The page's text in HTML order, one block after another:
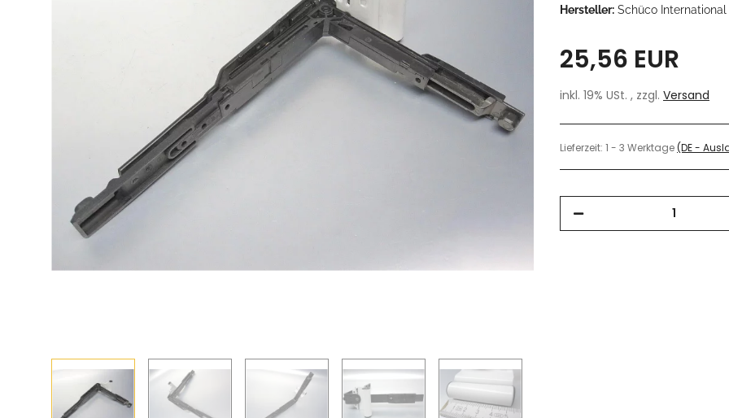
Hersteller: Schüco International
25,56 EUR
inkl. 19% USt. , zzgl. Versand
Lieferzeit: 1 - 3 Werktage(DE -